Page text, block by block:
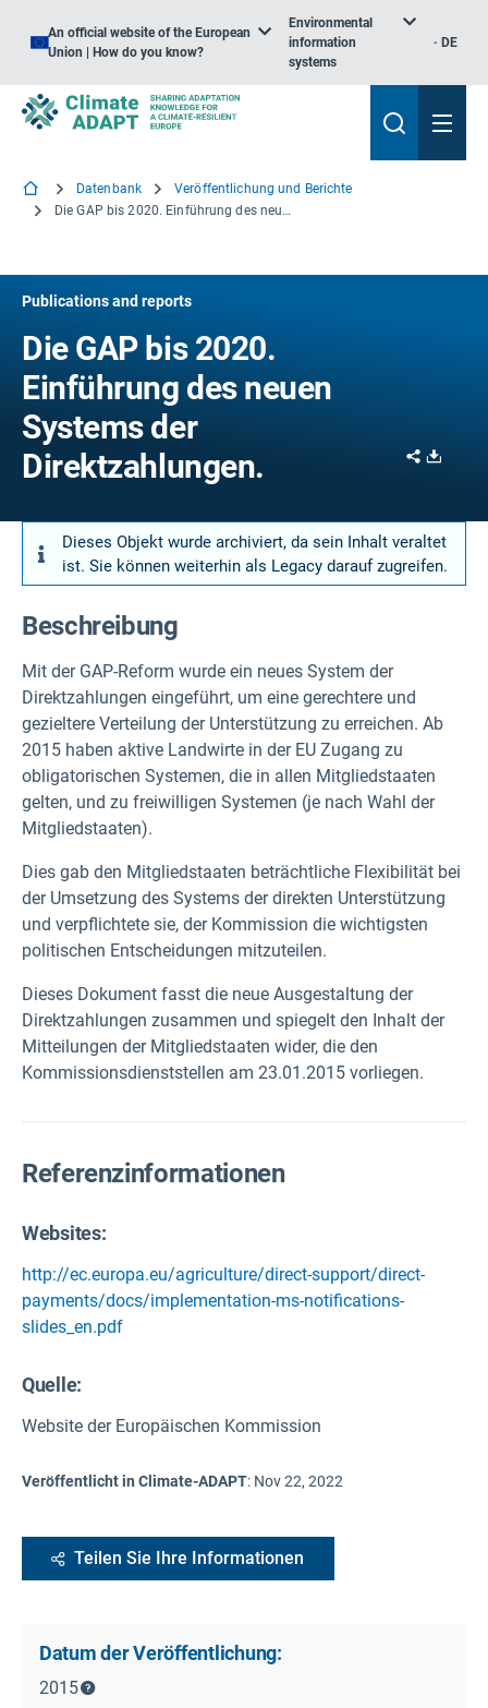
An official website of the European
Union | How do you know?
Environmental
information
systems
DE
Datenbank
Veröffentlichung und Berichte
Die GAP bis 2020. Einführung des neuen Systems der Direktzahlungen.
Publications and reports
Die GAP bis 2020.
Einführung des neuen
Systems der
Direktzahlungen.
Share
Dieses Objekt wurde archiviert, da sein Inhalt veraltet
ist. Sie können weiterhin als Legacy darauf zugreifen.
Beschreibung
Mit der GAP-Reform wurde ein neues System der
Direktzahlungen eingeführt, um eine gerechtere und
gezieltere Verteilung der Unterstützung zu erreichen. Ab
2015 haben aktive Landwirte in der EU Zugang zu
obligatorischen Systemen, die in allen Mitgliedstaaten
gelten, und zu freiwilligen Systemen (je nach Wahl der
Mitgliedstaaten).
Dies gab den Mitgliedstaaten beträchtliche Flexibilität bei
der Umsetzung des Systems der direkten Unterstützung
und verpflichtete sie, der Kommission die wichtigsten
politischen Entscheidungen mitzuteilen.
Dieses Dokument fasst die neue Ausgestaltung der
Direktzahlungen zusammen und spiegelt den Inhalt der
Mitteilungen der Mitgliedstaaten wider, die den
Kommissionsdienststellen am 23.01.2015 vorliegen.
Referenzinformationen
Websites:
http://ec.europa.eu/agriculture/direct-support/direct-
payments/docs/implementation-ms-notifications-
slides_en.pdf
Quelle:
Website der Europäischen Kommission
Veröffentlicht in Climate-ADAPT: Nov 22, 2022
Teilen Sie Ihre Informationen
Datum der Veröffentlichung:
2015